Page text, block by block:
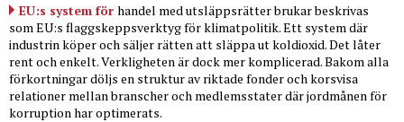
EU:s system för handel med utsläppsrätter brukar beskrivas
som EU:s flaggskeppsverktyg för klimatpolitik. Ett system där
industrin köper och säljer rätten att släppa ut koldioxid. Det låter
rent och enkelt. Verkligheten är dock mer komplicerad. Bakom alla
förkortningar döljs en struktur av riktade fonder och korsvisa
relationer mellan branscher och medlemsstater där jordmånen för
korruption har optimerats.